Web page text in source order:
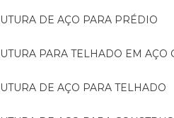
DE AÇO PARA PRÉDIO
PARA TELHADO EM
DE AÇO PARA TELHADO